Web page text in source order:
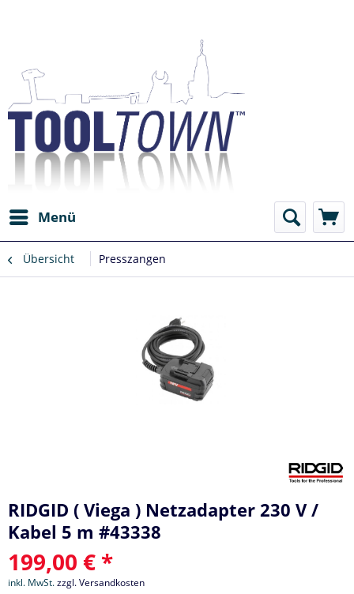
Menü
Übersicht Presszangen
RIDGID ( Viega ) Netzadapter 230 V /
Kabel 5 m #43338
199,00 € *
inkl. MwSt.zzgl. Versandkosten